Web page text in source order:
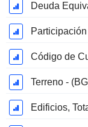
Código de
Terreno -
Edificios,